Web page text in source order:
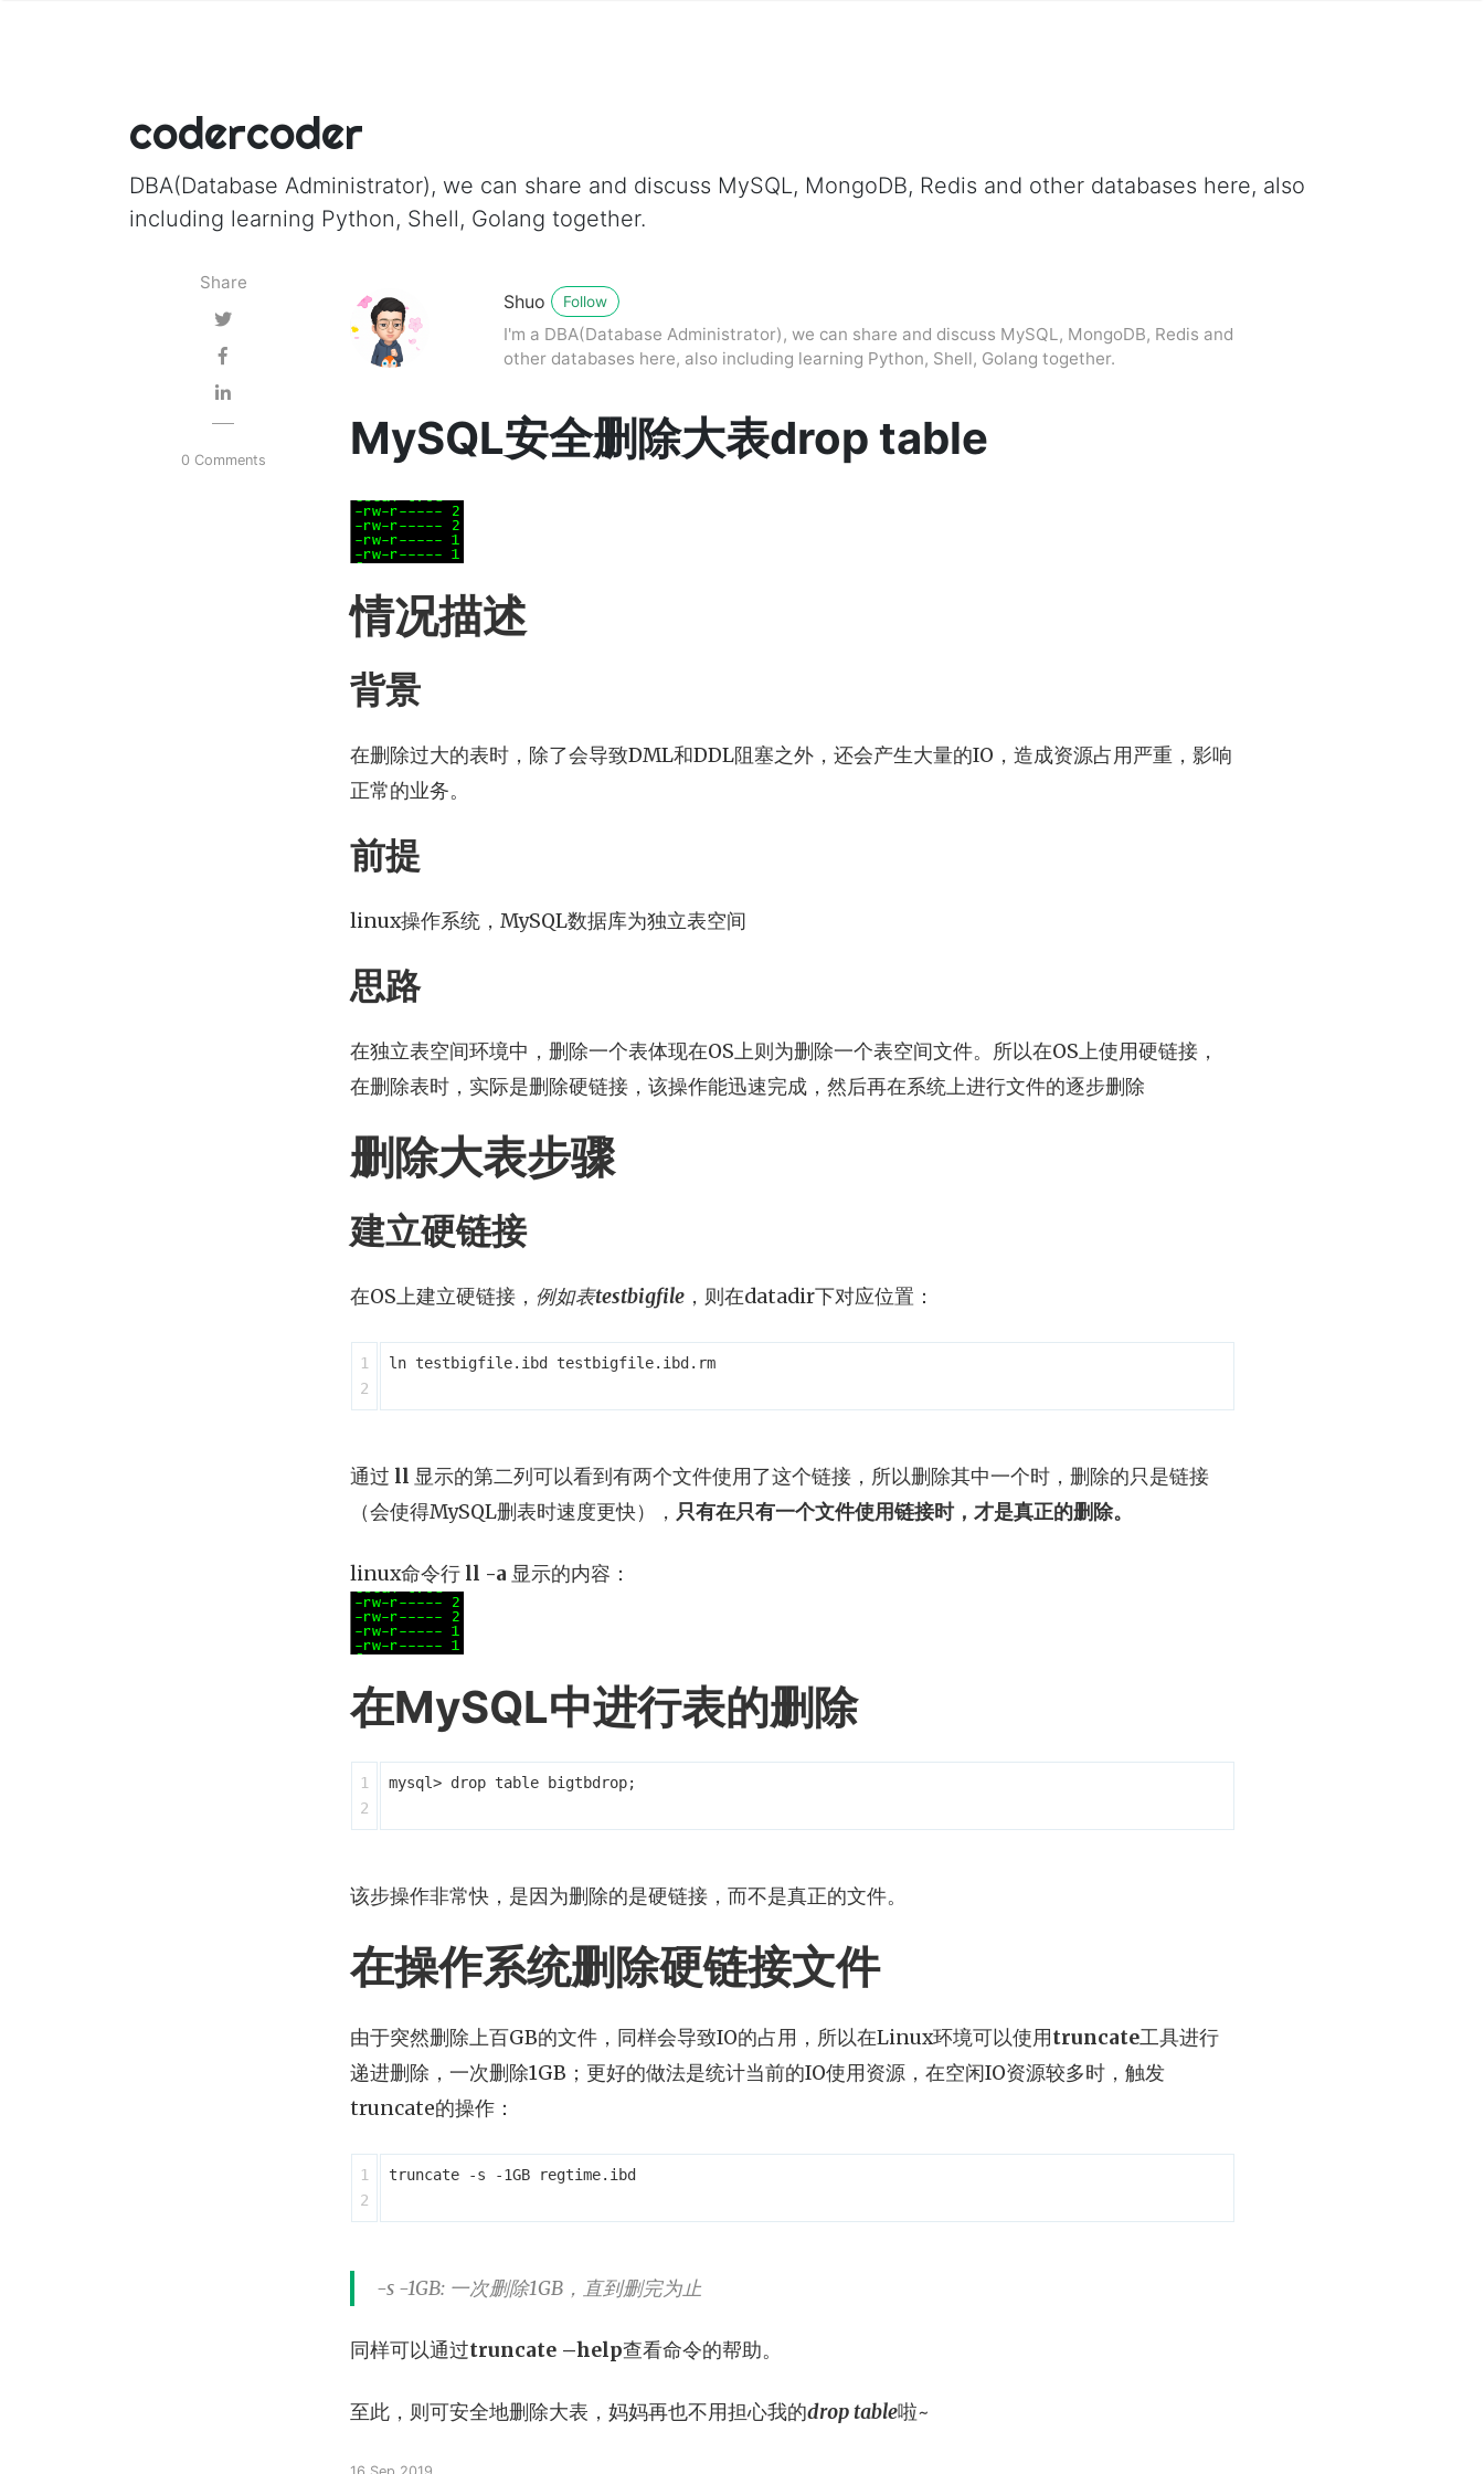
codercoder
DBA(Database Administrator), we can share and discuss MySQL, MongoDB, Redis and other databases here, also
including learning Python, Shell, Golang together.
Share
0 Comments
Shuo Follow
I'm a DBA(Database Administrator), we can share and discuss MySQL, MongoDB, Redis and
other databases here, also including learning Python, Shell, Golang together.
MySQL安全删除大表drop table
情况描述
背景
在删除过大的表时，除了会导致DML和DDL阻塞之外，还会产生大量的IO，造成资源占用严重，影响
正常的业务。
前提
linux操作系统，MySQL数据库为独立表空间
思路
在独立表空间环境中，删除一个表体现在OS上则为删除一个表空间文件。所以在OS上使用硬链接，
在删除表时，实际是删除硬链接，该操作能迅速完成，然后再在系统上进行文件的逐步删除
删除大表步骤
建立硬链接
在OS上建立硬链接， 例如表testbigfile ，则在datadir下对应位置：
1
ln testbigfile.ibd testbigfile.ibd.rm
通过 ll 显示的第二列可以看到有两个文件使用了这个链接，所以删除其中一个时，删除的只是链接
（会使得MySQL删表时速度更快）， 只有在只有一个文件使用链接时，才是真正的删除。
linux命令行 ll -a 显示的内容：
在MySQL中进行表的删除
1
mysql> drop table bigtbdrop;
该步操作非常快，是因为删除的是硬链接，而不是真正的文件。
在操作系统删除硬链接文件
由于突然删除上百GB的文件，同样会导致IO的占用，所以在Linux环境可以使用truncate工具进行
递进删除，一次删除1GB；更好的做法是统计当前的IO使用资源，在空闲IO资源较多时，触发
truncate的操作：
1
truncate -s -1GB regtime.ibd
-s -1GB: 一次删除1GB，直到删完为止
同样可以通过truncate –help查看命令的帮助。
至此，则可安全地删除大表，妈妈再也不用担心我的drop table啦~